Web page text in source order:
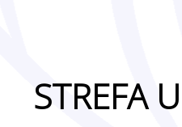
STREFA